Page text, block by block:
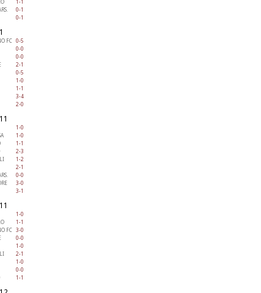
1-1
0-1
0-1
FC 0-5
0-0
0-0
2-1
0-5
1-0
1-1
3-4
2-0
1-0
1-0
1-1
2-3
1-2
2-1
0-0
3-0
3-1
1-0
1-1
FC 3-0
0-0
1-0
2-1
1-0
0-0
1-1